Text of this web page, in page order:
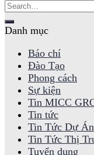
Danh mục
Báo chí
Đào Tạo
Phong cách
Sự kiện
Tin MICC
Tin tức
Tin Tức Dự Án
Tin Tức Thị
Tuyển dụng